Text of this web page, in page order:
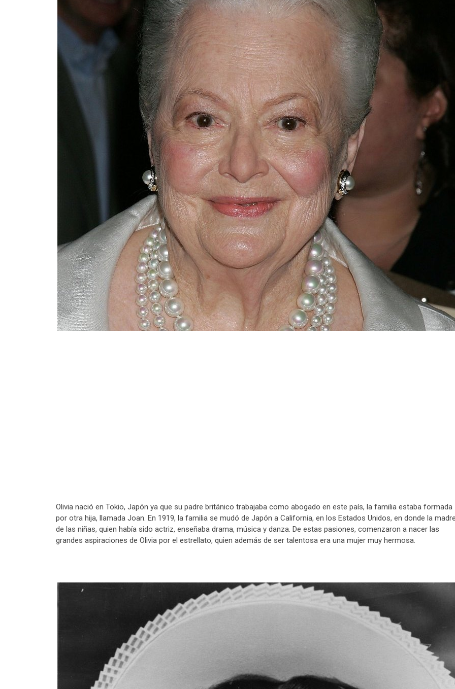
Olivia nació en Tokio, Japón ya que su padre británico trabajaba como abogado en este país, la familia estaba formada
por otra hija, llamada Joan. En 1919, la familia se mudó de Japón a California, en los Estados Unidos, en donde la
de las niñas, quien había sido actriz, enseñaba drama, música y danza. De estas pasiones, comenzaron a nacer las
grandes aspiraciones de Olivia por el estrellato, quien además de ser talentosa era una mujer muy hermosa.